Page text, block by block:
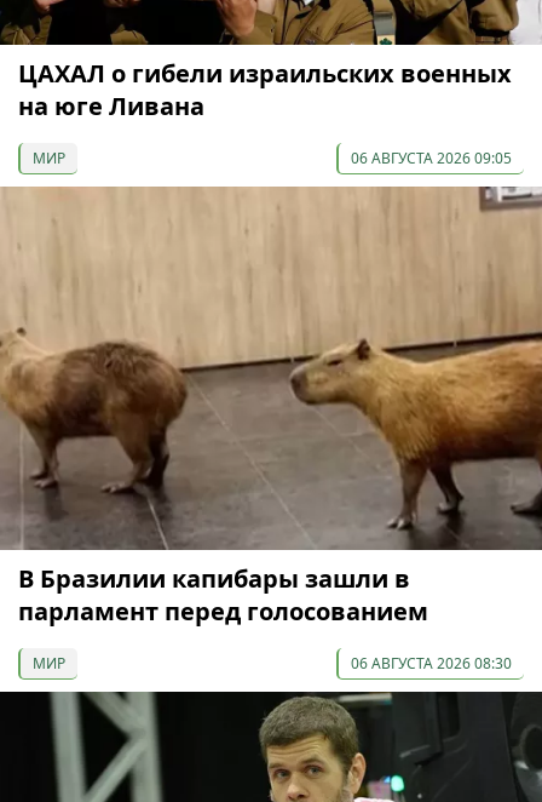
ЦАХАЛ о гибели израильских военных
на юге Ливана
МИР 06 АВГУСТА 2026 09:05
В Бразилии капибары зашли в
парламент перед голосованием
МИР 06 АВГУСТА 2026 08:30